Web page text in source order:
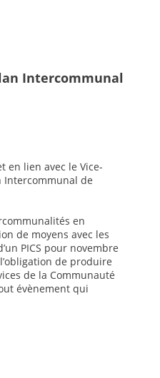
Intercommunal
en lien avec le Vice-
Intercommunal de
en
de moyens avec les
PICS pour novembre
de produire
de la Communauté
évènement qui